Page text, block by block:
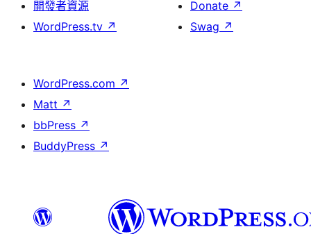
開發者資源
WordPress.tv ↗
Donate ↗
Swag ↗
WordPress.com ↗
Matt ↗
bbPress ↗
BuddyPress ↗